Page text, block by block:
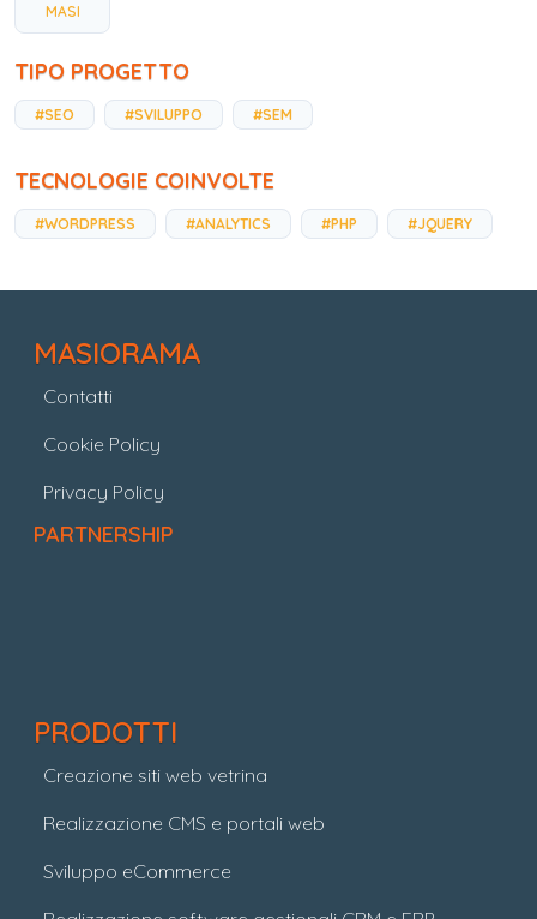
MASI
TIPO PROGETTO
#SEO #SVILUPPO #SEM
TECNOLOGIE COINVOLTE
#WORDPRESS #ANALYTICS #PHP #JQUERY
MASIORAMA
Contatti
Cookie Policy
Privacy Policy
PARTNERSHIP
PRODOTTI
Creazione siti web vetrina
Realizzazione CMS e portali web
Sviluppo eCommerce